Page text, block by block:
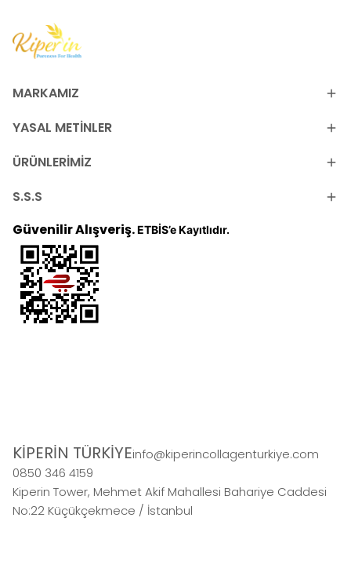
MARKAMIZ
YASAL METİNLER
ÜRÜNLERİMİZ
S.S.S
Güvenilir Alışveriş.ETBİS’e Kayıtlıdır.
KİPERİN TÜRKİYEinfo@kiperincollagenturkiye.com
0850 346 4159
Kiperin Tower, Mehmet Akif Mahallesi Bahariye Caddesi
No:22 Küçükçekmece / İstanbul